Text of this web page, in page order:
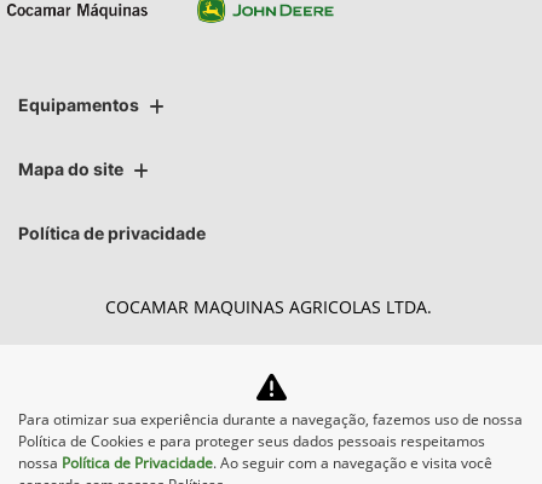
Equipamentos
Mapa do site
Política de privacidade
COCAMAR MAQUINAS AGRICOLAS LTDA.
Desacelere. Seu bem maior é a vida.
Para otimizar sua experiência durante a navegação, fazemos uso de nossa
Política de Cookies e para proteger seus dados pessoais respeitamos
nossa Política de Privacidade. Ao seguir com a navegação e visita você